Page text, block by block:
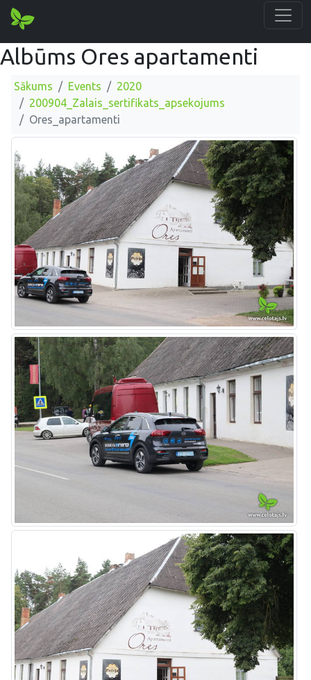
Albūms Ores apartamenti
Sākums Events
2020
200904_Zalais_sertifikats_apsekojums
Ores_apartamenti